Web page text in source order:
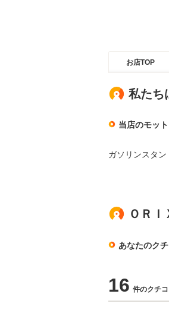
お店TOP
私たち
当店のモッ
ガソリンスタン
ＯＲ
あなたのク
16 件のクチコ